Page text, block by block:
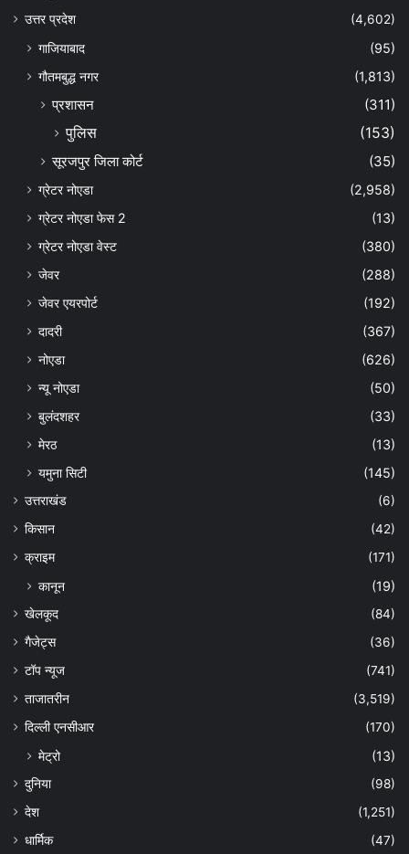
उत्तर प्रदेश
(4,602)
गाजियाबाद
(95)
गौतमबुद्ध नगर
(1,813)
प्रशासन
(311)
पुलिस
(153)
सूरजपुर जिला कोर्ट
(35)
ग्रेटर नोएडा
(2,958)
ग्रेटर नोएडा फेस 2
(13)
ग्रेटर नोएडा वेस्ट
(380)
जेवर
(288)
जेवर एयरपोर्ट
(192)
दादरी
(367)
नोएडा
(626)
न्यू नोएडा
(50)
बुलंदशहर
(33)
मेरठ
(13)
यमुना सिटी
(145)
उत्तराखंड
(6)
किसान
(42)
क्राइम
(171)
कानून (19)
खेलकूद
(84)
गैजेट्स
(36)
टॉप न्यूज
(741)
ताजातरीन
(3,519)
दिल्ली एनसीआर
(170)
मेट्रो (13)
दुनिया
(98)
देश
(1,251)
धार्मिक
(47)